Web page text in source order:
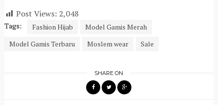
Post Views: 2,048
Tags: Fashion Hijab
Model Gamis Merah
Model Gamis Terbaru
Moslem wear Sale
SHARE ON